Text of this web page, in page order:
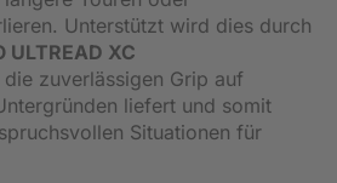
Unterstützt wird dies durch
ULTREAD XC
die zuverlässigen Grip auf
liefert und somit
Situationen für